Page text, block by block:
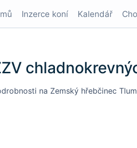
Inzerce koní Kalendář
na Zemský hřebčinec